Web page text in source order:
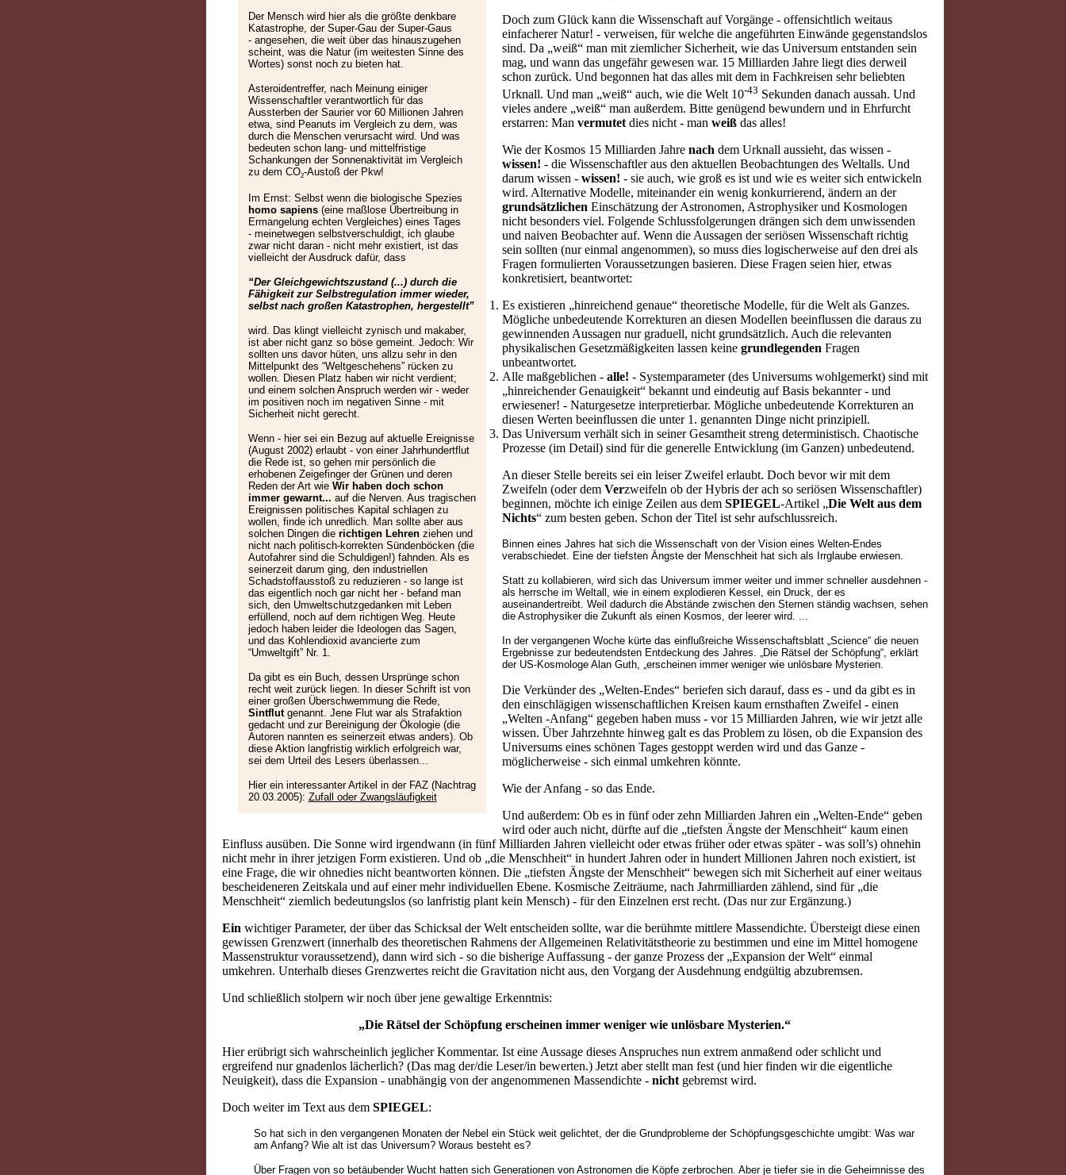
Der Mensch wird hier als die größte denkbare
Katastrophe, der Super-Gau der Super-Gaus
- angesehen, die weit über das hinauszugehen
scheint, was die Natur (im weitesten Sinne des
Wortes) sonst noch zu bieten hat.
Asteroidentreffer, nach Meinung einiger
Wissenschaftler verantwortlich für das
Aussterben der Saurier vor 60 Millionen Jahren
etwa, sind Peanuts im Vergleich zu dem, was
durch die Menschen verursacht wird. Und was
bedeuten schon lang- und mittelfristige
Schankungen der Sonnenaktivität im Vergleich
zu dem CO2-Austoß der Pkw!
Im Ernst: Selbst wenn die biologische Spezies
homo sapiens(eine maßlose Übertreibung in
Ermangelung echten Vergleiches) eines Tages
- meinetwegen selbstverschuldigt, ich glaube
zwar nicht daran - nicht mehr existiert, ist das
vielleicht der Ausdruck dafür, dass
“Der Gleichgewichtszustand (...) durch die
Fähigkeit zur Selbstregulation immer wieder,
selbst nach großen Katastrophen, hergestellt”
wird. Das klingt vielleicht zynisch und makaber,
ist aber nicht ganz so böse gemeint. Jedoch: Wir
sollten uns davor hüten, uns allzu sehr in den
Mittelpunkt des “Weltgeschehens” rücken zu
wollen. Diesen Platz haben wir nicht verdient;
und einem solchen Anspruch werden wir - weder
im positiven noch im negativen Sinne - mit
Sicherheit nicht gerecht.
Wenn - hier sei ein Bezug auf aktuelle Ereignisse
(August 2002) erlaubt - von einer Jahrhundertflut
die Rede ist, so gehen mir persönlich die
erhobenen Zeigefinger der Grünen und deren
Reden der Art wie Wir haben doch schon
immer gewarnt... auf die Nerven. Aus tragischen
Ereignissen politisches Kapital schlagen zu
wollen, finde ich unredlich. Man sollte aber aus
solchen Dingen die richtigen Lehrenziehen und
nicht nach politisch-korrekten Sündenböcken (die
Autofahrer sind die Schuldigen!) fahnden. Als es
seinerzeit darum ging, den industriellen
Schadstoffausstoß zu reduzieren - so lange ist
das eigentlich noch gar nicht her - befand man
sich, den Umweltschutzgedanken mit Leben
erfüllend, noch auf dem richtigen Weg. Heute
jedoch haben leider die Ideologen das Sagen,
und das Kohlendioxid avancierte zum
“Umweltgift” Nr. 1.
Da gibt es ein Buch, dessen Ursprünge schon
recht weit zurück liegen. In dieser Schrift ist von
einer großen Überschwemmung die Rede,
Sintflutgenannt. Jene Flut war als Strafaktion
gedacht und zur Bereinigung der Ökologie (die
Autoren nannten es seinerzeit etwas anders). Ob
diese Aktion langfristig wirklich erfolgreich war,
sei dem Urteil des Lesers überlassen...
Hier ein interessanter Artikel in der FAZ (Nachtrag
20.03.2005): Zufall oder Zwangsläufigkeit
Doch zum Glück kann die Wissenschaft auf Vorgänge - offensichtlich weitaus
einfacherer Natur! - verweisen, für welche die angeführten Einwände gegenstandslos
sind. Da „weiß“ man mit ziemlicher Sicherheit, wie das Universum entstanden sein
mag, und wann das ungefähr gewesen war. 15 Milliarden Jahre liegt dies derweil
schon zurück. Und begonnen hat das alles mit dem in Fachkreisen sehr beliebten
Urknall. Und man „weiß“ auch, wie die Welt 10-43 Sekunden danach aussah. Und
vieles andere „weiß“ man außerdem. Bitte genügend bewundern und in Ehrfurcht
erstarren: Man vermutetdies nicht - man weißdas alles!
Wie der Kosmos 15 Milliarden Jahre nach dem Urknall aussieht, das wissen -
wissen! - die Wissenschaftler aus den aktuellen Beobachtungen des Weltalls. Und
darum wissen - wissen! - sie auch, wie groß es ist und wie es weiter sich entwickeln
wird. Alternative Modelle, miteinander ein wenig konkurrierend, ändern an der
grundsätzlichen Einschätzung der Astronomen, Astrophysiker und Kosmologen
nicht besonders viel. Folgende Schlussfolgerungen drängen sich dem unwissenden
und naiven Beobachter auf. Wenn die Aussagen der seriösen Wissenschaft richtig
sein sollten (nur einmal angenommen), so muss dies logischerweise auf den drei als
Fragen formulierten Voraussetzungen basieren. Diese Fragen seien hier, etwas
konkretisiert, beantwortet:
Es existieren „hinreichend genaue“ theoretische Modelle, für die Welt als Ganzes.
Mögliche unbedeutende Korrekturen an diesen Modellen beeinflussen die daraus zu
gewinnenden Aussagen nur graduell, nicht grundsätzlich. Auch die relevanten
physikalischen Gesetzmäßigkeiten lassen keine grundlegenden Fragen
unbeantwortet.
Alle maßgeblichen - alle! - Systemparameter (des Universums wohlgemerkt) sind mit
„hinreichender Genauigkeit“ bekannt und eindeutig auf Basis bekannter - und
erwiesener! - Naturgesetze interpretierbar. Mögliche unbedeutende Korrekturen an
diesen Werten beeinflussen die unter 1. genannten Dinge nicht prinzipiell.
Das Universum verhält sich in seiner Gesamtheit streng deterministisch. Chaotische
Prozesse (im Detail) sind für die generelle Entwicklung (im Ganzen) unbedeutend.
An dieser Stelle bereits sei ein leiser Zweifel erlaubt. Doch bevor wir mit dem
Zweifeln (oder dem Verzweifeln ob der Hybris der ach so seriösen Wissenschaftler)
beginnen, möchte ich einige Zeilen aus dem SPIEGEL-Artikel „Die Welt aus dem
Nichts“ zum besten geben. Schon der Titel ist sehr aufschlussreich.
Binnen eines Jahres hat sich die Wissenschaft von der Vision eines Welten-Endes
verabschiedet. Eine der tiefsten Ängste der Menschheit hat sich als Irrglaube erwiesen.
Statt zu kollabieren, wird sich das Universum immer weiter und immer schneller ausdehnen -
als herrsche im Weltall, wie in einem explodieren Kessel, ein Druck, der es
auseinandertreibt. Weil dadurch die Abstände zwischen den Sternen ständig wachsen, sehen
die Astrophysiker die Zukunft als einen Kosmos, der leerer wird. ...
In der vergangenen Woche kürte das einflußreiche Wissenschaftsblatt „Science“ die neuen
Ergebnisse zur bedeutendsten Entdeckung des Jahres. „Die Rätsel der Schöpfung“, erklärt
der US-Kosmologe Alan Guth, „erscheinen immer weniger wie unlösbare Mysterien.
Die Verkünder des „Welten-Endes“ beriefen sich darauf, dass es - und da gibt es in
den einschlägigen wissenschaftlichen Kreisen kaum ernsthaften Zweifel - einen
„Welten -Anfang“ gegeben haben muss - vor 15 Milliarden Jahren, wie wir jetzt alle
wissen. Über Jahrzehnte hinweg galt es das Problem zu lösen, ob die Expansion des
Universums eines schönen Tages gestoppt werden wird und das Ganze -
möglicherweise - sich einmal umkehren könnte.
Wie der Anfang - so das Ende.
Und außerdem: Ob es in fünf oder zehn Milliarden Jahren ein „Welten-Ende“ geben
wird oder auch nicht, dürfte auf die „tiefsten Ängste der Menschheit“ kaum einen
Einfluss ausüben. Die Sonne wird irgendwann (in fünf Milliarden Jahren vielleicht oder etwas früher oder etwas später - was soll’s) ohnehin
nicht mehr in ihrer jetzigen Form existieren. Und ob „die Menschheit“ in hundert Jahren oder in hundert Millionen Jahren noch existiert, ist
eine Frage, die wir ohnedies nicht beantworten können. Die „tiefsten Ängste der Menschheit“ bewegen sich mit Sicherheit auf einer weitaus
bescheideneren Zeitskala und auf einer mehr individuellen Ebene. Kosmische Zeiträume, nach Jahrmilliarden zählend, sind für „die
Menschheit“ ziemlich bedeutungslos (so lanfristig plant kein Mensch) - für den Einzelnen erst recht. (Das nur zur Ergänzung.)
Ein wichtiger Parameter, der über das Schicksal der Welt entscheiden sollte, war die berühmte mittlere Massendichte. Übersteigt diese einen
gewissen Grenzwert (innerhalb des theoretischen Rahmens der Allgemeinen Relativitätstheorie zu bestimmen und eine im Mittel homogene
Massenstruktur voraussetzend), dann wird sich - so die bisherige Auffassung - der ganze Prozess der „Expansion der Welt“ einmal
umkehren. Unterhalb dieses Grenzwertes reicht die Gravitation nicht aus, den Vorgang der Ausdehnung endgültig abzubremsen.
Und schließlich stolpern wir noch über jene gewaltige Erkenntnis:
„Die Rätsel der Schöpfung erscheinen immer weniger wie unlösbare Mysterien.“
Hier erübrigt sich wahrscheinlich jeglicher Kommentar. Ist eine Aussage dieses Anspruches nun extrem anmaßend oder schlicht und
ergreifend nur gnadenlos lächerlich? (Das mag der/die Leser/in bewerten.) Jetzt aber stellt man fest (und hier finden wir die eigentliche
Neuigkeit), dass die Expansion - unabhängig von der angenommenen Massendichte - nichtgebremst wird.
Doch weiter im Text aus dem SPIEGEL:
So hat sich in den vergangenen Monaten der Nebel ein Stück weit gelichtet, der die Grundprobleme der Schöpfungsgeschichte umgibt: Was war
am Anfang? Wie alt ist das Universum? Woraus besteht es?
Über Fragen von so betäubender Wucht hatten sich Generationen von Astronomen die Köpfe zerbrochen. Aber je tiefer sie in die Geheimnisse des